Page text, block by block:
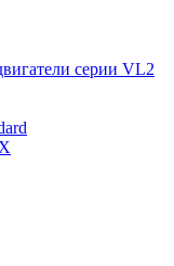
серии VL2